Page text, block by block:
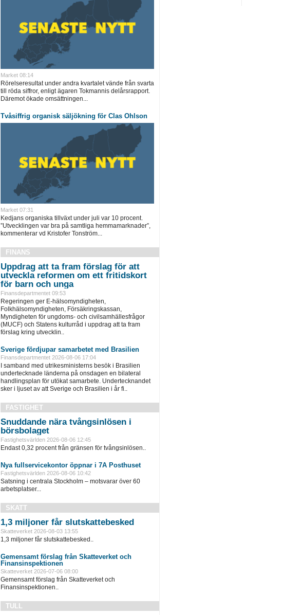
Market 08:14
Rörelseresultat under andra kvartalet vände från svarta
till röda siffror, enligt ägaren Tokmannis delårsrapport.
Däremot ökade omsättningen...
Tvåsiffrig organisk säljökning för Clas Ohlson
Market 07:31
Kedjans organiska tillväxt under juli var 10 procent.
”Utvecklingen var bra på samtliga hemmamarknader”,
kommenterar vd Kristofer Tonström...
FINANS
Uppdrag att ta fram förslag för att
utveckla reformen om ett fritidskort
för barn och unga
Finansdepartmentet 09:53
Regeringen ger E-hälsomyndigheten,
Folkhälsomyndigheten, Försäkringskassan,
Myndigheten för ungdoms- och civilsamhällesfrågor
(MUCF) och Statens kulturråd i uppdrag att ta fram
förslag kring utvecklin..
Sverige fördjupar samarbetet med Brasilien
Finansdepartmentet 2026-08-06 17:04
I samband med utrikesministerns besök i Brasilien
undertecknade länderna på onsdagen en bilateral
handlingsplan för utökat samarbete. Undertecknandet
sker i ljuset av att Sverige och Brasilien i år fi..
FASTIGHET
Snuddande nära tvångsinlösen i
börsbolaget
Fastighetsvärlden 2026-08-06 12:45
Endast 0,32 procent från gränsen för tvångsinlösen..
Nya fullservicekontor öppnar i 7A Posthuset
Fastighetsvärlden 2026-08-06 10:42
Satsning i centrala Stockholm – motsvarar över 60
arbetsplatser...
SKATT
1,3 miljoner får slutskattebesked
Skatteverket 2026-08-03 13:55
1,3 miljoner får slutskattebesked..
Gemensamt förslag från Skatteverket och
Finansinspektionen
Skatteverket 2026-07-06 08:00
Gemensamt förslag från Skatteverket och
Finansinspektionen..
TULL